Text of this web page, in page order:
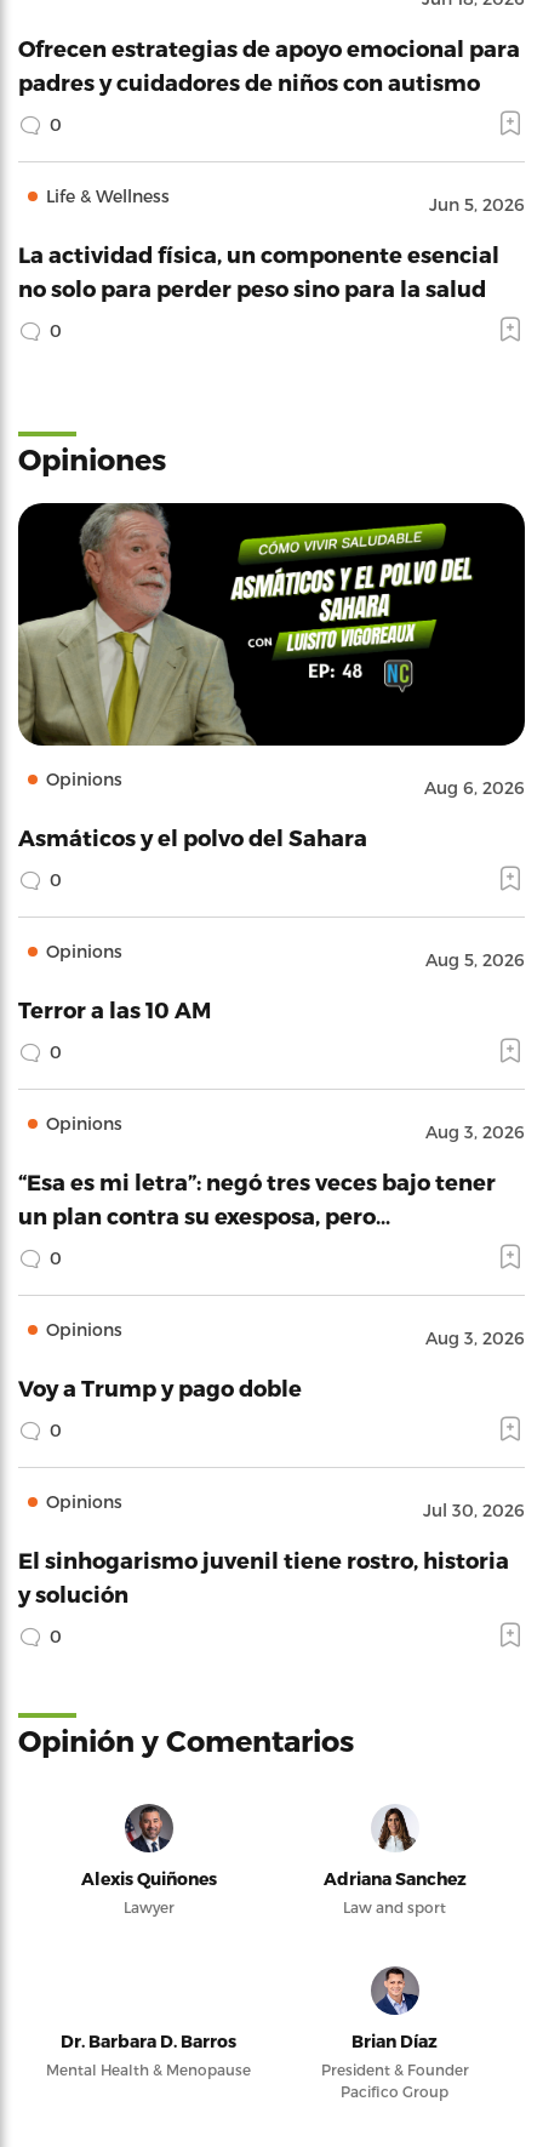
Ofrecen estrategias de apoyo emocional para
padres y cuidadores de niños con autismo
0
Life & Wellness Jun 5, 2026
La actividad física, un componente esencial
no solo para perder peso sino para la salud
0
Opiniones
Opinions Aug 6, 2026
Asmáticos y el polvo del Sahara
0
Opinions Aug 5, 2026
Terror a las 10 AM
0
Opinions Aug 3, 2026
“Esa es mi letra”: negó tres veces bajo tener
un plan contra su exesposa, pero…
0
Opinions Aug 3, 2026
Voy a Trump y pago doble
0
Opinions Jul 30, 2026
El sinhogarismo juvenil tiene rostro, historia
y solución
0
Opinión y Comentarios
Alexis Quiñones
Lawyer
Adriana Sanchez
Law and sport
Dr. Barbara D. Barros
Mental Health & Menopause
Brian Díaz
President & Founder
Pacifico Group